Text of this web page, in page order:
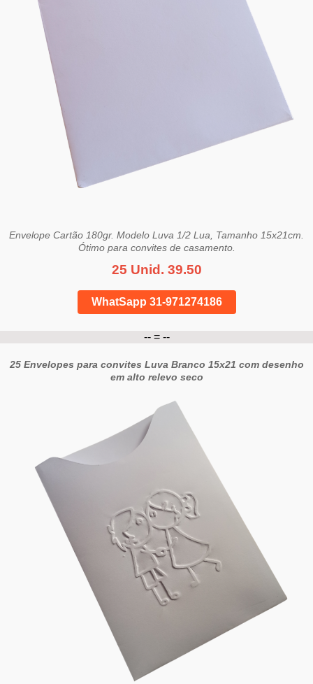
Envelope Cartão 180gr. Modelo Luva 1/2 Lua, Tamanho 15x21cm.
Ótimo para convites de casamento.
25 Unid. 39.50
WhatSapp 31-971274186
-- = --
25 Envelopes para convites Luva Branco 15x21 com desenho
em alto relevo seco